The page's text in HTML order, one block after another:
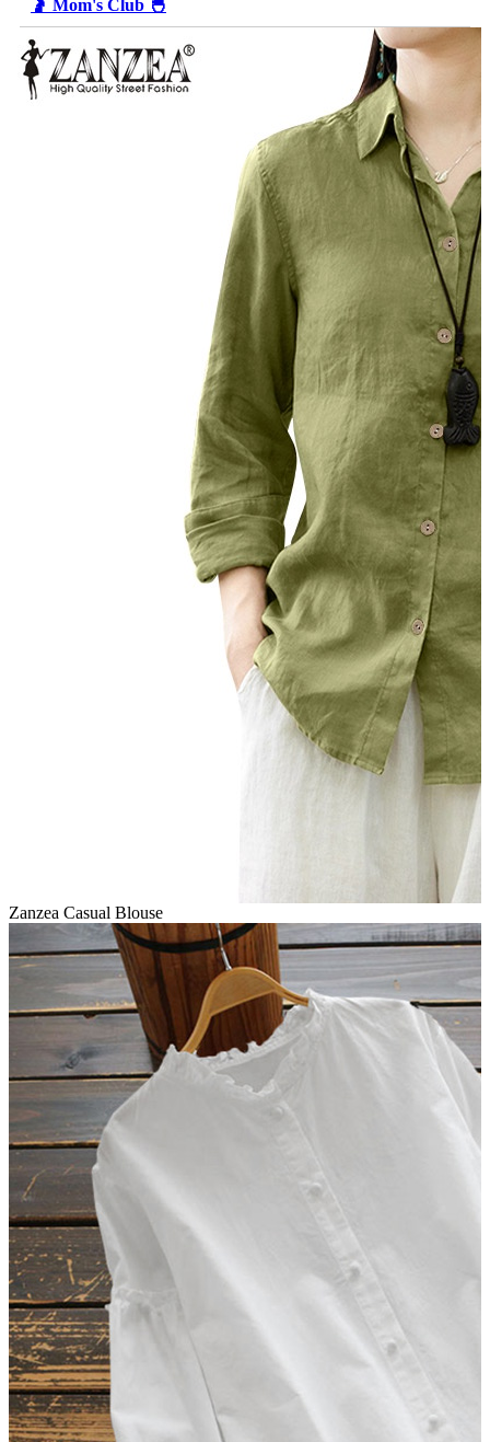
🤰 Mom's Club 🐣
Zanzea Casual Blouse